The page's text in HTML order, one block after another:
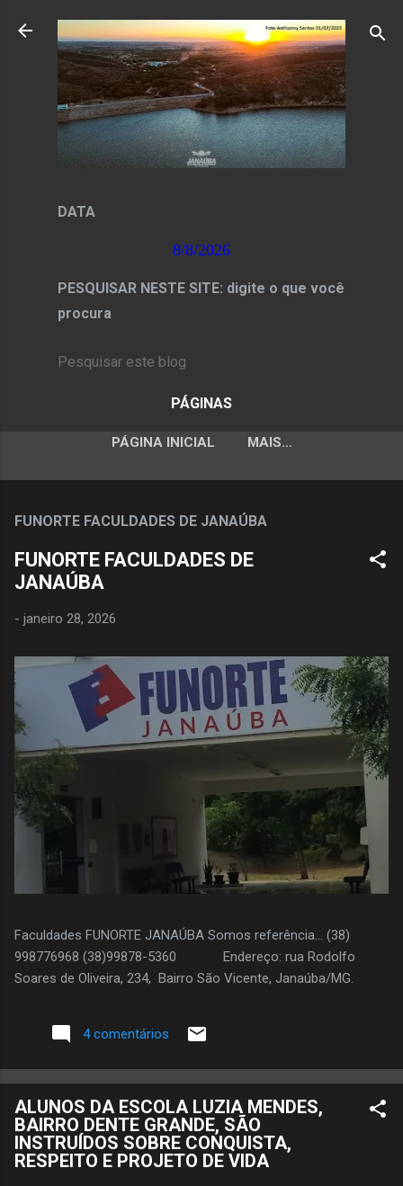
Pular para o conteúdo principal
DATA
8/8/2026
PESQUISAR NESTE SITE: digite o que você
procura
PÁGINAS
PÁGINA INICIAL MAIS…
FUNORTE FACULDADES DE JANAÚBA
FUNORTE FACULDADES DE
JANAÚBA
- janeiro 28, 2026
Faculdades FUNORTE JANAÚBA Somos referência... (38)
998776968 (38)99878-5360 Endereço: rua Rodolfo
Soares de Oliveira, 234, Bairro São Vicente, Janaúba/MG.
4 comentários
ALUNOS DA ESCOLA LUZIA MENDES,
BAIRRO DENTE GRANDE, SÃO
INSTRUÍDOS SOBRE CONQUISTA,
RESPEITO E PROJETO DE VIDA